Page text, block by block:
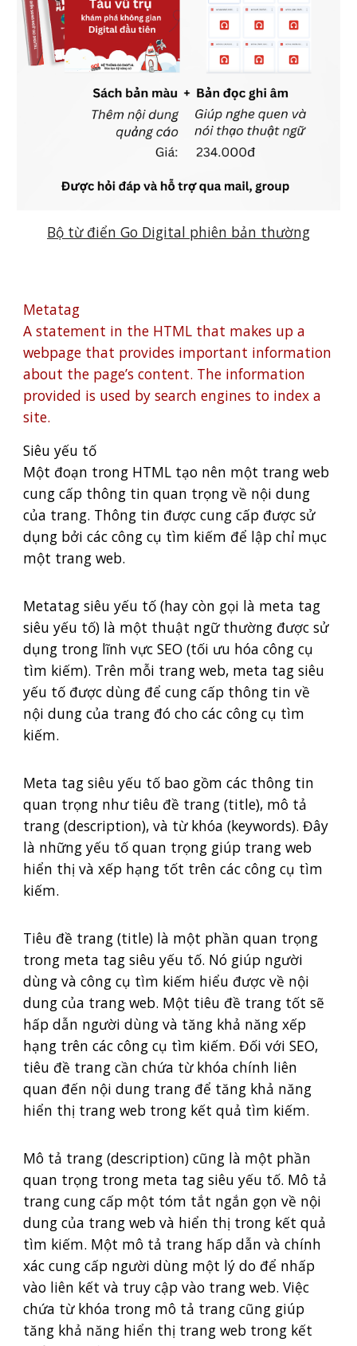
Bộ từ điển Go Digital phiên bản thường
Metatag
A statement in the HTML that makes up a
webpage that provides important information
about the page’s content. The information
provided is used by search engines to index a
site.
Siêu yếu tố
Một đoạn trong HTML tạo nên một trang web
cung cấp thông tin quan trọng về nội dung
của trang. Thông tin được cung cấp được sử
dụng bởi các công cụ tìm kiếm để lập chỉ mục
một trang web.
Metatag siêu yếu tố (hay còn gọi là meta tag
siêu yếu tố) là một thuật ngữ thường được sử
dụng trong lĩnh vực SEO (tối ưu hóa công cụ
tìm kiếm). Trên mỗi trang web, meta tag siêu
yếu tố được dùng để cung cấp thông tin về
nội dung của trang đó cho các công cụ tìm
kiếm.
Meta tag siêu yếu tố bao gồm các thông tin
quan trọng như tiêu đề trang (title), mô tả
trang (description), và từ khóa (keywords). Đây
là những yếu tố quan trọng giúp trang web
hiển thị và xếp hạng tốt trên các công cụ tìm
kiếm.
Tiêu đề trang (title) là một phần quan trọng
trong meta tag siêu yếu tố. Nó giúp người
dùng và công cụ tìm kiếm hiểu được về nội
dung của trang web. Một tiêu đề trang tốt sẽ
hấp dẫn người dùng và tăng khả năng xếp
hạng trên các công cụ tìm kiếm. Đối với SEO,
tiêu đề trang cần chứa từ khóa chính liên
quan đến nội dung trang để tăng khả năng
hiển thị trang web trong kết quả tìm kiếm.
Mô tả trang (description) cũng là một phần
quan trọng trong meta tag siêu yếu tố. Mô tả
trang cung cấp một tóm tắt ngắn gọn về nội
dung của trang web và hiển thị trong kết quả
tìm kiếm. Một mô tả trang hấp dẫn và chính
xác cung cấp người dùng một lý do để nhấp
vào liên kết và truy cập vào trang web. Việc
chứa từ khóa trong mô tả trang cũng giúp
tăng khả năng hiển thị trang web trong kết